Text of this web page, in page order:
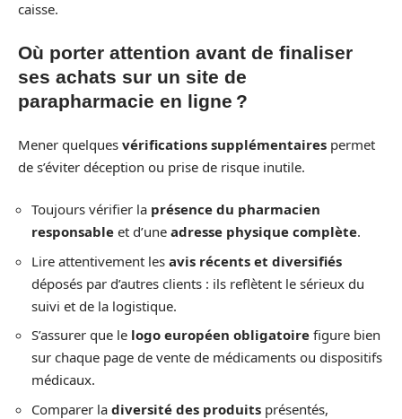
caisse.
Où porter attention avant de finaliser
ses achats sur un site de
parapharmacie en ligne ?
Mener quelques vérifications supplémentaires permet
de s’éviter déception ou prise de risque inutile.
Toujours vérifier la présence du pharmacien
responsable et d’une adresse physique complète.
Lire attentivement les avis récents et diversifiés
déposés par d’autres clients : ils reflètent le sérieux du
suivi et de la logistique.
S’assurer que le logo européen obligatoire figure bien
sur chaque page de vente de médicaments ou dispositifs
médicaux.
Comparer la diversité des produits présentés,